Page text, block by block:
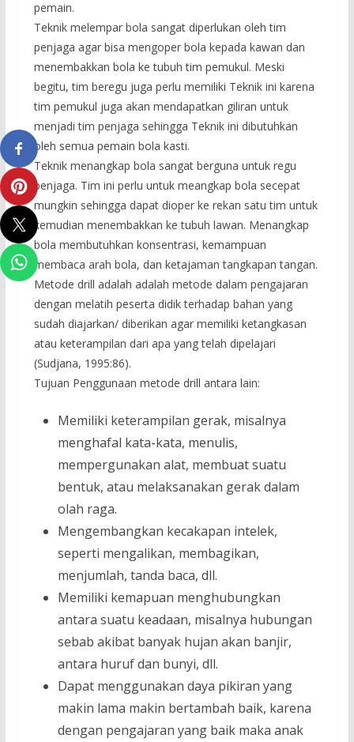
pemain.
Teknik melempar bola sangat diperlukan oleh tim
penjaga agar bisa mengoper bola kepada kawan dan
menembakkan bola ke tubuh tim pemukul. Meski
begitu, tim beregu juga perlu memiliki Teknik ini karena
tim pemukul juga akan mendapatkan giliran untuk
menjadi tim penjaga sehingga Teknik ini dibutuhkan
oleh semua pemain bola kasti.
Teknik menangkap bola sangat berguna untuk regu
penjaga. Tim ini perlu untuk meangkap bola secepat
mungkin sehingga dapat dioper ke rekan satu tim untuk
kemudian menembakkan ke tubuh lawan. Menangkap
bola membutuhkan konsentrasi, kemampuan
membaca arah bola, dan ketajaman tangkapan tangan.
Metode drill adalah adalah metode dalam pengajaran
dengan melatih peserta didik terhadap bahan yang
sudah diajarkan/ diberikan agar memiliki ketangkasan
atau keterampilan dari apa yang telah dipelajari
(Sudjana, 1995:86).
Tujuan Penggunaan metode drill antara lain:
Memiliki keterampilan gerak, misalnya
menghafal kata-kata, menulis,
mempergunakan alat, membuat suatu
bentuk, atau melaksanakan gerak dalam
olah raga.
Mengembangkan kecakapan intelek,
seperti mengalikan, membagikan,
menjumlah, tanda baca, dll.
Memiliki kemapuan menghubungkan
antara suatu keadaan, misalnya hubungan
sebab akibat banyak hujan akan banjir,
antara huruf dan bunyi, dll.
Dapat menggunakan daya pikiran yang
makin lama makin bertambah baik, karena
dengan pengajaran yang baik maka anak